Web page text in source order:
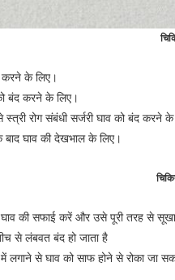
करने के लिए।
बंद करने के लिए।
रोग संबंधी सर्जरी घाव को बंद करने के
बाद घाव की देखभाल के लिए।
की सफाई करें और उसे पूरी तरह से
से लंबवत बंद हो जाता है
में लगाने से घाव को साफ होने से रोका जा